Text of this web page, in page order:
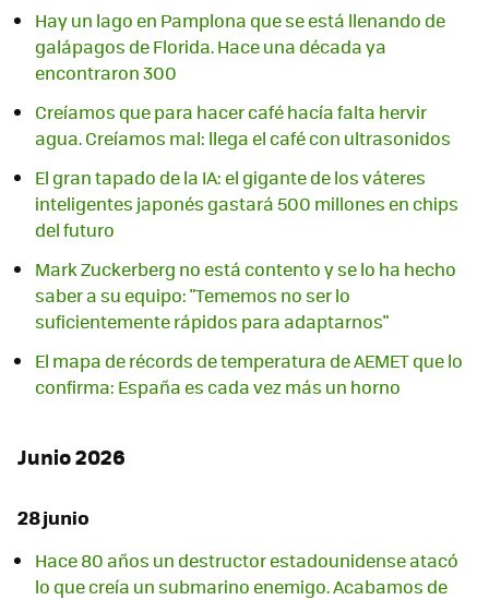
Hay un lago en Pamplona que se está llenando de
galápagos de Florida. Hace una década ya
encontraron 300
Creíamos que para hacer café hacía falta hervir
agua. Creíamos mal: llega el café con ultrasonidos
El gran tapado de la IA: el gigante de los váteres
inteligentes japonés gastará 500 millones en chips
del futuro
Mark Zuckerberg no está contento y se lo ha hecho
saber a su equipo: "Tememos no ser lo
suficientemente rápidos para adaptarnos"
El mapa de récords de temperatura de AEMET que lo
confirma: España es cada vez más un horno
Junio 2026
28 junio
Hace 80 años un destructor estadounidense atacó
lo que creía un submarino enemigo. Acabamos de